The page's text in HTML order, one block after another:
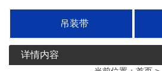
吊装带
详情内容